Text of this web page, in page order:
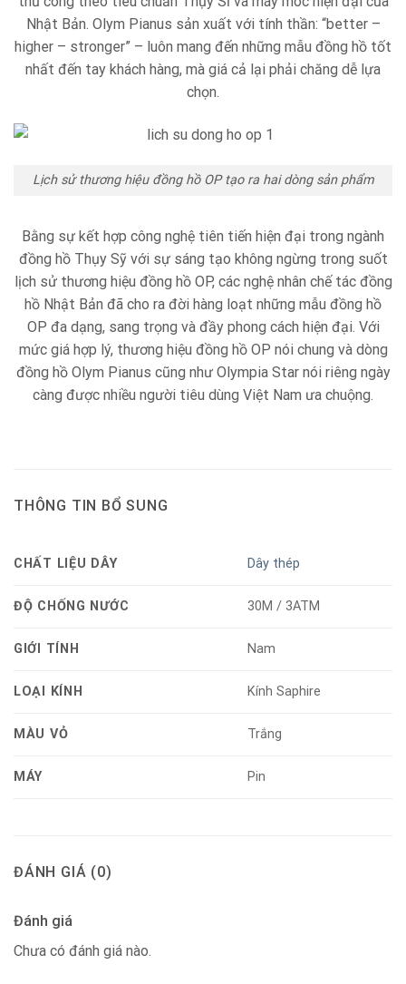
Nhật Bản. Olym Pianus sản xuất với tính thần: “better –
higher – stronger” – luôn mang đến những mẫu đồng hồ tốt
nhất đến tay khách hàng, mà giá cả lại phải chăng dễ lựa
chọn.
Lịch sử thương hiệu đồng hồ OP tạo ra hai dòng sản phẩm
Bằng sự kết hợp công nghệ tiên tiến hiện đại trong ngành
đồng hồ Thụy Sỹ với sự sáng tạo không ngừng trong suốt
lịch sử thương hiệu đồng hồ OP, các nghệ nhân chế tác đồng
hồ Nhật Bản đã cho ra đời hàng loạt những mẫu đồng hồ
OP đa dạng, sang trọng và đầy phong cách hiện đại. Với
mức giá hợp lý, thương hiệu đồng hồ OP nói chung và dòng
đồng hồ Olym Pianus cũng như Olympia Star nói riêng ngày
càng được nhiều người tiêu dùng Việt Nam ưa chuộng.
THÔNG TIN BỔ SUNG
CHẤT LIỆU DÂY Dây thép
ĐỘ CHỐNG NƯỚC 30M / 3ATM
GIỚI TÍNH Nam
LOẠI KÍNH Kính Saphire
MÀU VỎ Trắng
MÁY Pin
ĐÁNH GIÁ (0)
Đánh giá
Chưa có đánh giá nào.